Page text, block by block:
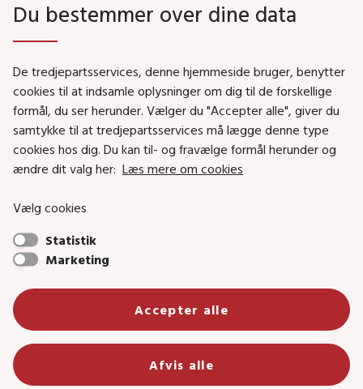
Social- og Boligministeriet
Job i Social- og Boligstyrelsen
Puljer og tilskud
Nyhedsbreve
Social- og Boligstyrelsens nyheder som RSS feed
Social- og Boligstyrelsen • Tlf.: 72 42 37 00 •
sikkermail• EAN-nr.: 5798000354838 • CVR-nr.:
26144698
Primær adresse og reception: Lerchesgade 35, 5, 5000 Odense C •
Bolig- og byggeriområdet: Holmens kanal 22, 1060 København K
Du bestemmer over dine data
De tredjepartsservices, denne hjemmeside bruger, benytter
cookies til at indsamle oplysninger om dig til de forskellige
formål, du ser herunder. Vælger du "Accepter alle", giver du
samtykke til at tredjepartsservices må lægge denne type
cookies hos dig. Du kan til- og fravælge formål herunder og
ændre dit valg her: Læs mere om cookies
Vælg cookies
Statistik
Marketing
Accepter alle
Afvis alle